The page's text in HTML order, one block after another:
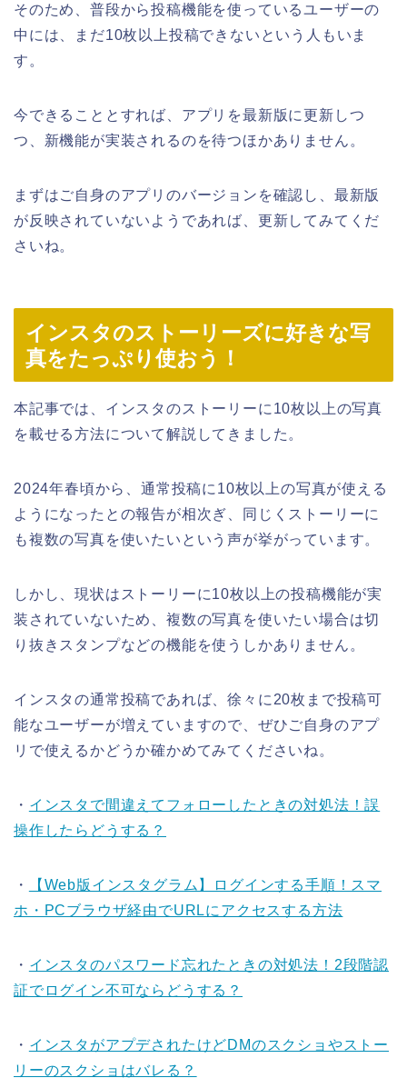
そのため、普段から投稿機能を使っているユーザーの
中には、まだ10枚以上投稿できないという人もいま
す。
今できることとすれば、アプリを最新版に更新しつ
つ、新機能が実装されるのを待つほかありません。
まずはご自身のアプリのバージョンを確認し、最新版
が反映されていないようであれば、更新してみてくだ
さいね。
インスタのストーリーズに好きな写
真をたっぷり使おう！
本記事では、インスタのストーリーに10枚以上の写真
を載せる方法について解説してきました。
2024年春頃から、通常投稿に10枚以上の写真が使える
ようになったとの報告が相次ぎ、同じくストーリーに
も複数の写真を使いたいという声が挙がっています。
しかし、現状はストーリーに10枚以上の投稿機能が実
装されていないため、複数の写真を使いたい場合は切
り抜きスタンプなどの機能を使うしかありません。
インスタの通常投稿であれば、徐々に20枚まで投稿可
能なユーザーが増えていますので、ぜひご自身のアプ
リで使えるかどうか確かめてみてくださいね。
・ インスタで間違えてフォローしたときの対処法！誤
操作したらどうする？
・
【Web版インスタグラム】ログインする手順！スマ
ホ・PCブラウザ経由でURLにアクセスする方法
・ インスタのパスワード忘れたときの対処法！2段階認
証でログイン不可ならどうする？
・ インスタがアプデされたけどDMのスクショやストー
リーのスクショはバレる？